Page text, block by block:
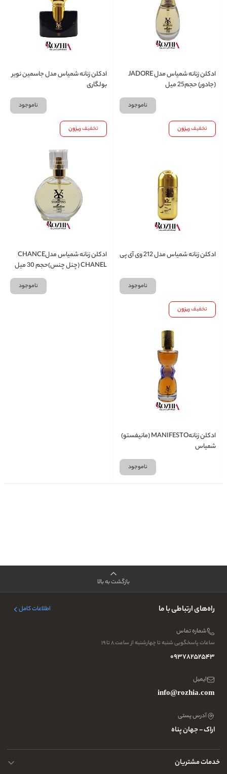
ادکلن زنانه شمیاس مدل JADORE
(جادور) حجم25 میل
ناموجود
ادکلن زنانه شمیاس مدل جاسمین نویر
بولگاری
ناموجود
تخفیفریزون
ادکلن زنانه شمیاس مدل 212 وی آی پی
ناموجود
تخفیفریزون
ادکلن زنانه شمیاس مدلCHANCE
CHANEL (چنل چنس)حجم 30 میل
ناموجود
تخفیفریزون
ادکلن زنانهMANIFESTO (مانیفستو)
شمیاس
ناموجود
بازگشت به بالا
راه‌های ارتباطی با ما اطلاعات کامل
شماره تماس
ساعات پاسخگویی شنبه تا چهارشنبه از ساعت ۸ تا ۱۹
09378252543
ایمیل
info@rozhia.com
آدرس پستی
اراک - جهان پناه
خدمات مشتریان